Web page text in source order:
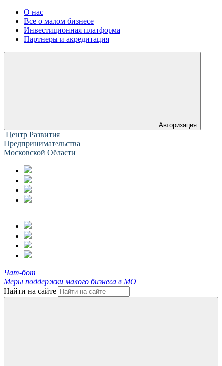
О нас
Все о малом бизнесе
Инвестиционная платформа
Партнеры и акредитация
Авторизация
Центр Развития
Предпринимательства
Московской Области
Чат-бот
Меры поддержки малого бизнеса в МО
Найти на сайте